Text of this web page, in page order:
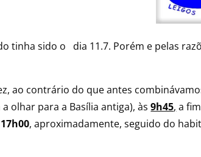
tinha sido o dia 11.7. Porém e pelas
ao contrário do que antes
olhar para a Basília antiga), às 9h45, a
17h00, aproximadamente, seguido do